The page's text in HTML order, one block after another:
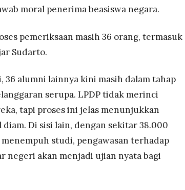
moral penerima beasiswa negara.
pemeriksaan masih 36 orang, termasuk
Sudarto.
36 alumni lainnya kini masih dalam tahap
serupa. LPDP tidak merinci
tapi proses ini jelas menunjukkan
Di sisi lain, dengan sekitar 38.000
studi, pengawasan terhadap
negeri akan menjadi ujian nyata bagi